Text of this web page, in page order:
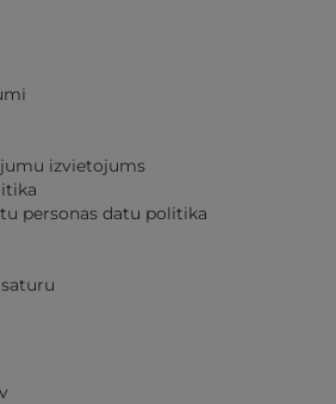
izvietojums
personas datu politika